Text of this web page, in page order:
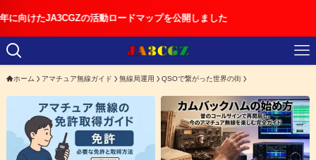
の活動ロードマップを公開しました
ホーム アマチュア無線ガイド 無線局運用 QSOで繋がった世界の街